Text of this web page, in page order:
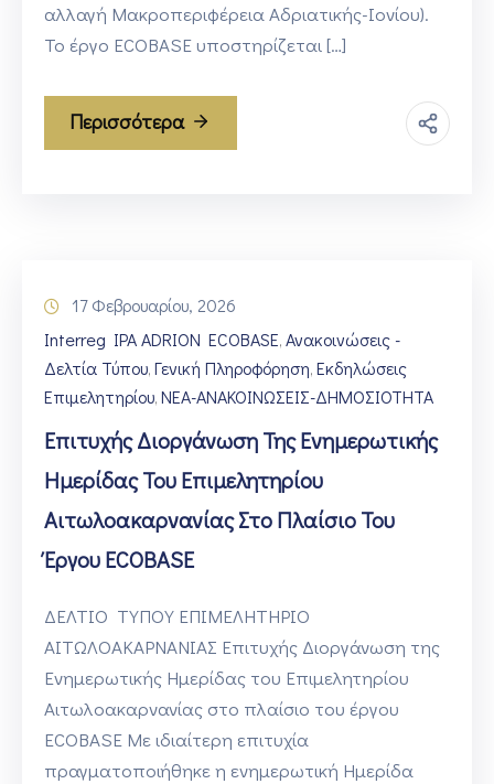
αλλαγή Μακροπεριφέρεια Αδριατικής-Ιονίου).
Το έργο ECOBASE υποστηρίζεται […]
Περισσότερα
17 Φεβρουαρίου, 2026
Interreg IPA ADRION ECOBASE‚ Ανακοινώσεις -
Δελτία Τύπου‚ Γενική Πληροφόρηση‚ Εκδηλώσεις
Επιμελητηρίου‚ ΝΕΑ-ΑΝΑΚΟΙΝΩΣΕΙΣ-ΔΗΜΟΣΙΟΤΗΤΑ
Επιτυχής Διοργάνωση Της Ενημερωτικής
Ημερίδας Του Επιμελητηρίου
Αιτωλοακαρνανίας Στο Πλαίσιο Του
Έργου ECOBASE
ΔΕΛΤΙΟ ΤΥΠΟΥ ΕΠΙΜΕΛΗΤΗΡΙΟ
ΑΙΤΩΛΟΑΚΑΡΝΑΝΙΑΣ Επιτυχής Διοργάνωση της
Ενημερωτικής Ημερίδας του Επιμελητηρίου
Αιτωλοακαρνανίας στο πλαίσιο του έργου
ECOBASE Με ιδιαίτερη επιτυχία
πραγματοποιήθηκε η ενημερωτική Ημερίδα